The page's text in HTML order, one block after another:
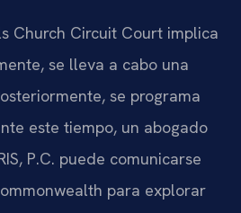
Church Circuit Court implica
se lleva a cabo una
se programa
este tiempo, un abogado
P.C. puede comunicarse
para explorar